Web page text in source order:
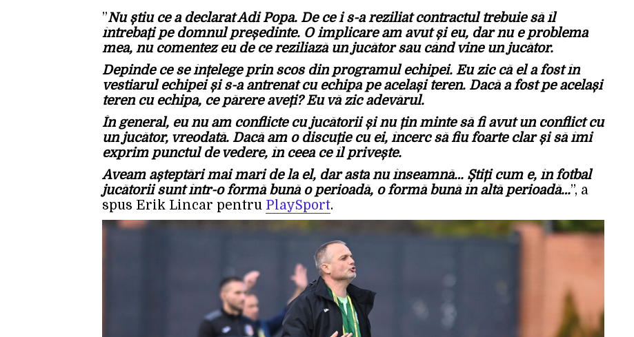
”Nu știu ce a declarat Adi Popa. De ce i s-a reziliat contractul trebuie să îl
întrebați pe domnul președinte. O implicare am avut și eu, dar nu e problema
mea, nu comentez eu de ce reziliază un jucător sau când vine un jucător.
Depinde ce se înțelege prin scos din programul echipei. Eu zic că el a fost în
vestiarul echipei și s-a antrenat cu echipa pe același teren. Dacă a fost pe același
teren cu echipa, ce părere aveți? Eu vă zic adevărul.
În general, eu nu am conflicte cu jucătorii și nu țin minte să fi avut un conflict cu
un jucător, vreodată. Dacă am o discuție cu ei, încerc să fiu foarte clar și să îmi
exprim punctul de vedere, în ceea ce îl privește.
Aveam așteptări mai mari de la el, dar asta nu înseamnă… Știți cum e, în fotbal
jucătorii sunt într-o formă bună o perioadă, o formă bună în altă perioadă…”, a
spus Erik Lincar pentru PlaySport.